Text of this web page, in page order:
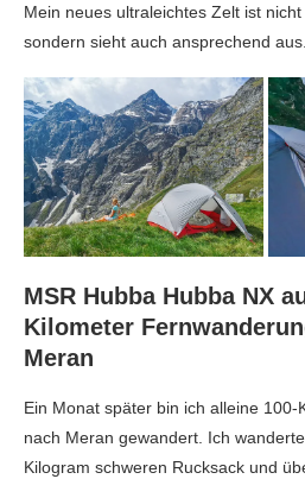
Mein neues ultraleichtes Zelt ist nicht
sondern sieht auch ansprechend aus.
MSR Hubba Hubba NX
Kilometer
Meran
Ein Monat später bin ich alleine
nach Meran gewandert. Ich
Kilogram schweren Rucksack und